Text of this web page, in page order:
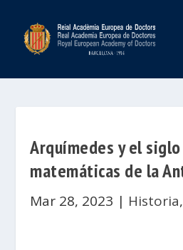
Arquímedes y el
matemáticas de la
Mar 28, 2023 | Historia,